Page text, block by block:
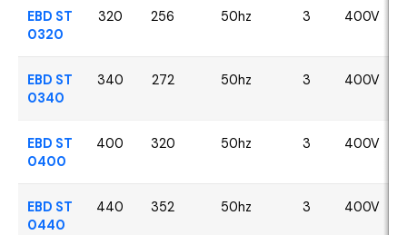
EBD ST
0320
320 256 50hz 3 400V
EBD ST
0340
340 272 50hz 3 400V
EBD ST
0400
400 320 50hz 3 400V
EBD ST
0440
440 352 50hz 3 400V